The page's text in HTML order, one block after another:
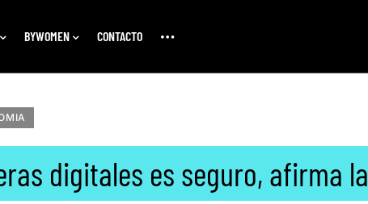
BYWOMEN CONTACTO
digitales es seguro, afirma la